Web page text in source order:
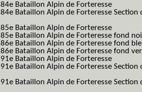
84e Bataillon Alpin de Forteresse
84e Bataillon Alpin de Forteresse
85e Bataillon Alpin de Forteresse
85e Bataillon Alpin de Forteresse fond
86e Bataillon Alpin de Forteresse fond
86e Bataillon Alpin de Forteresse fond
91e Bataillon Alpin de Forteresse
91e Bataillon Alpin de Forteresse
91e Bataillon Alpin de Forteresse